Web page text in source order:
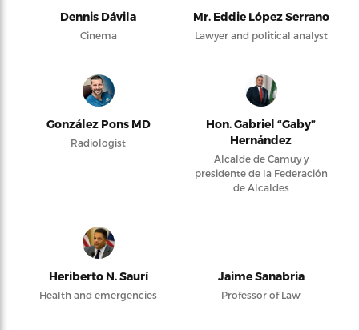
Dennis Dávila
Cinema
Mr. Eddie López Serrano
Lawyer and political analyst
González Pons MD
Radiologist
Hon. Gabriel “Gaby”
Hernández
Alcalde de Camuy y
presidente de la Federación
de Alcaldes
Heriberto N. Saurí
Health and emergencies
Jaime Sanabria
Professor of Law